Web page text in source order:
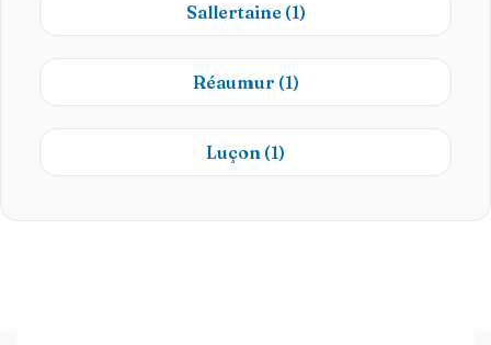
Sallertaine (1)
Réaumur (1)
Luçon (1)